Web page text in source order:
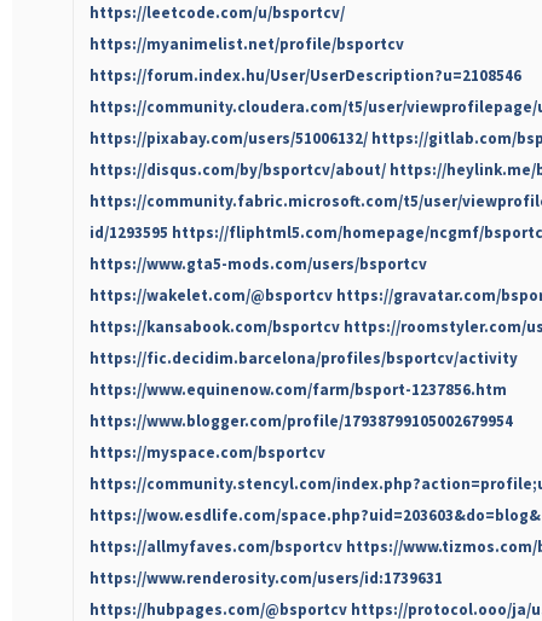
https://leetcode.com/u/bsportcv/
https://myanimelist.net/profile/bsportcv
https://forum.index.hu/User/UserDescription?u=2108546
https://community.cloudera.com/t5/user/viewprofilepage/
https://pixabay.com/users/51006132/ https://gitlab.com/
https://disqus.com/by/bsportcv/about/ https://heylink.me/
https://community.fabric.microsoft.com/t5/user/
id/1293595 https://fliphtml5.com/homepage/ncgmf/
https://www.gta5-mods.com/users/bsportcv
https://wakelet.com/@bsportcv https://gravatar.com/
https://kansabook.com/bsportcv https://roomstyler.com/
https://fic.decidim.barcelona/profiles/bsportcv/activity
https://www.equinenow.com/farm/bsport-1237856.htm
https://www.blogger.com/profile/17938799105002679954
https://myspace.com/bsportcv
https://community.stencyl.com/
https://wow.esdlife.com/
https://allmyfaves.com/bsportcv https://
https://www.renderosity.com/users/id:1739631
https://hubpages.com/@bsportcv https://protocol.ooo/ja/